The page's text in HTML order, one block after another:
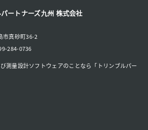
ートナーズ九州 株式会社
市真砂町36-2
284-0736
測量設計ソフトウェアのことなら「トリンブルパー